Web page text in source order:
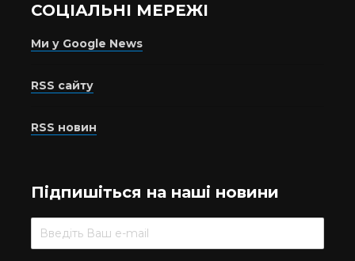
СОЦІАЛЬНІ МЕРЕЖІ
Ми у Google News
RSS сайту
RSS новин
Підпишіться на наші новини